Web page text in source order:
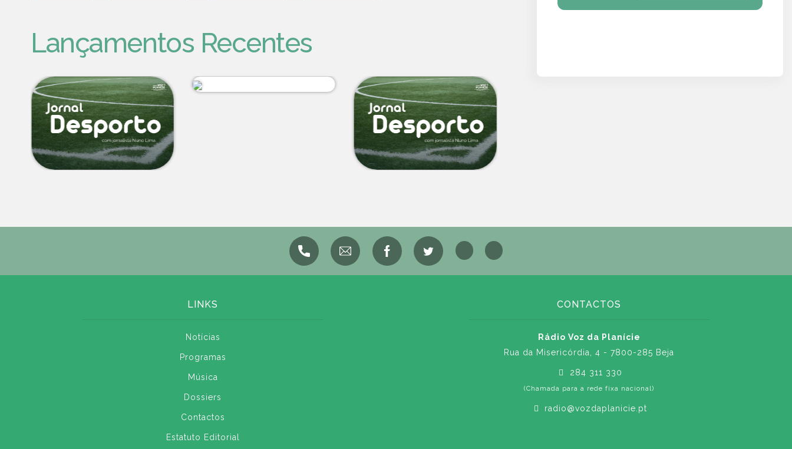
Lançamentos Recentes
LINKS
Notícias
Programas
Música
Dossiers
Contactos
Estatuto Editorial
CONTACTOS
Rádio Voz da Planície
Rua da Misericórdia, 4 - 7800-285 Beja
284 311 330
(Chamada para a rede fixa nacional)
radio@vozdaplanicie.pt